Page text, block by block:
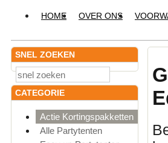
HOME OVER ONS
SNEL ZOEKEN
CATEGORIE
Actie Kortingspakketten
Alle Partytenten